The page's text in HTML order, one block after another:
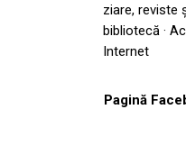
ziare, reviste
bibliotecă ·
Internet
Pagină